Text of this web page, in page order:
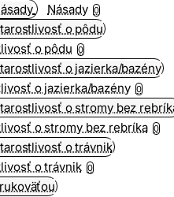
Násady 0
o pôdu 0
o jazierka/bazény 0
o stromy bez rebríka 0
o trávnik 0